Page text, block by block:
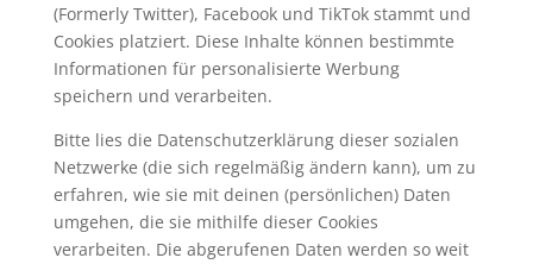
(Formerly Twitter), Facebook und TikTok stammt und
Cookies platziert. Diese Inhalte können bestimmte
Informationen für personalisierte Werbung
speichern und verarbeiten.
Bitte lies die Datenschutzerklärung dieser sozialen
Netzwerke (die sich regelmäßig ändern kann), um zu
erfahren, wie sie mit deinen (persönlichen) Daten
umgehen, die sie mithilfe dieser Cookies
verarbeiten. Die abgerufenen Daten werden so weit